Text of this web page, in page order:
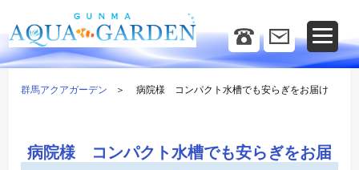
群馬アクアガーデン 病院様 コンパクト水槽でも安らぎをお届け
病院様 コンパクト水槽でも安らぎをお届